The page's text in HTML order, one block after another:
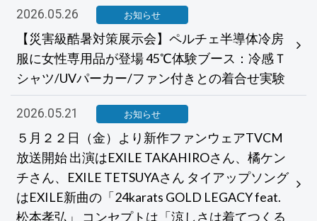
2026.05.26 お知らせ
【災害級酷暑対策展示会】ペルチェ半導体冷房
服に女性専用品が登場 45℃体験ブース：冷感Ｔ
シャツ/UVパーカー/ファン付きとの着合せ実験
2026.05.21 お知らせ
５月２２日（金）より新作ファンウェアTVCM
放送開始 出演はEXILE TAKAHIROさん、橘ケン
チさん、EXILE TETSUYAさん タイアップソング
はEXILE新曲の「24karats GOLD LEGACY feat.
松本孝弘」 コンセプトは「涼しさは着てつくる